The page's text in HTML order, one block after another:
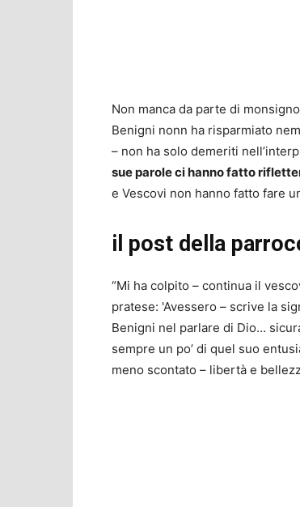
Non manca da parte di
Benigni nonn ha risparmiato
– non ha solo demeriti
sue parole ci hanno fatto
e Vescovi non hanno fatto fare
il post della
“Mi ha colpito – continua il
pratese: 'Avessero – scrive la
Benigni nel parlare di Dio…
sempre un po’ di quel suo
meno scontato – libertà e